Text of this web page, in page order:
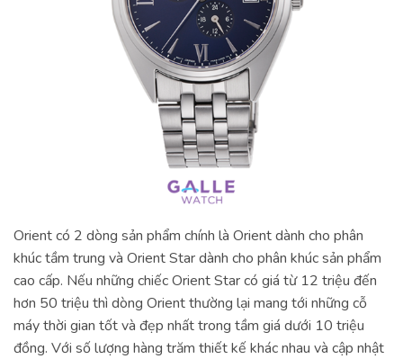
Orient có 2 dòng sản phẩm chính là Orient dành cho phân
khúc tầm trung và Orient Star dành cho phân khúc sản phẩm
cao cấp. Nếu những chiếc Orient Star có giá từ 12 triệu đến
hơn 50 triệu thì dòng Orient thường lại mang tới những cỗ
máy thời gian tốt và đẹp nhất trong tầm giá dưới 10 triệu
đồng. Với số lượng hàng trăm thiết kế khác nhau và cập nhật